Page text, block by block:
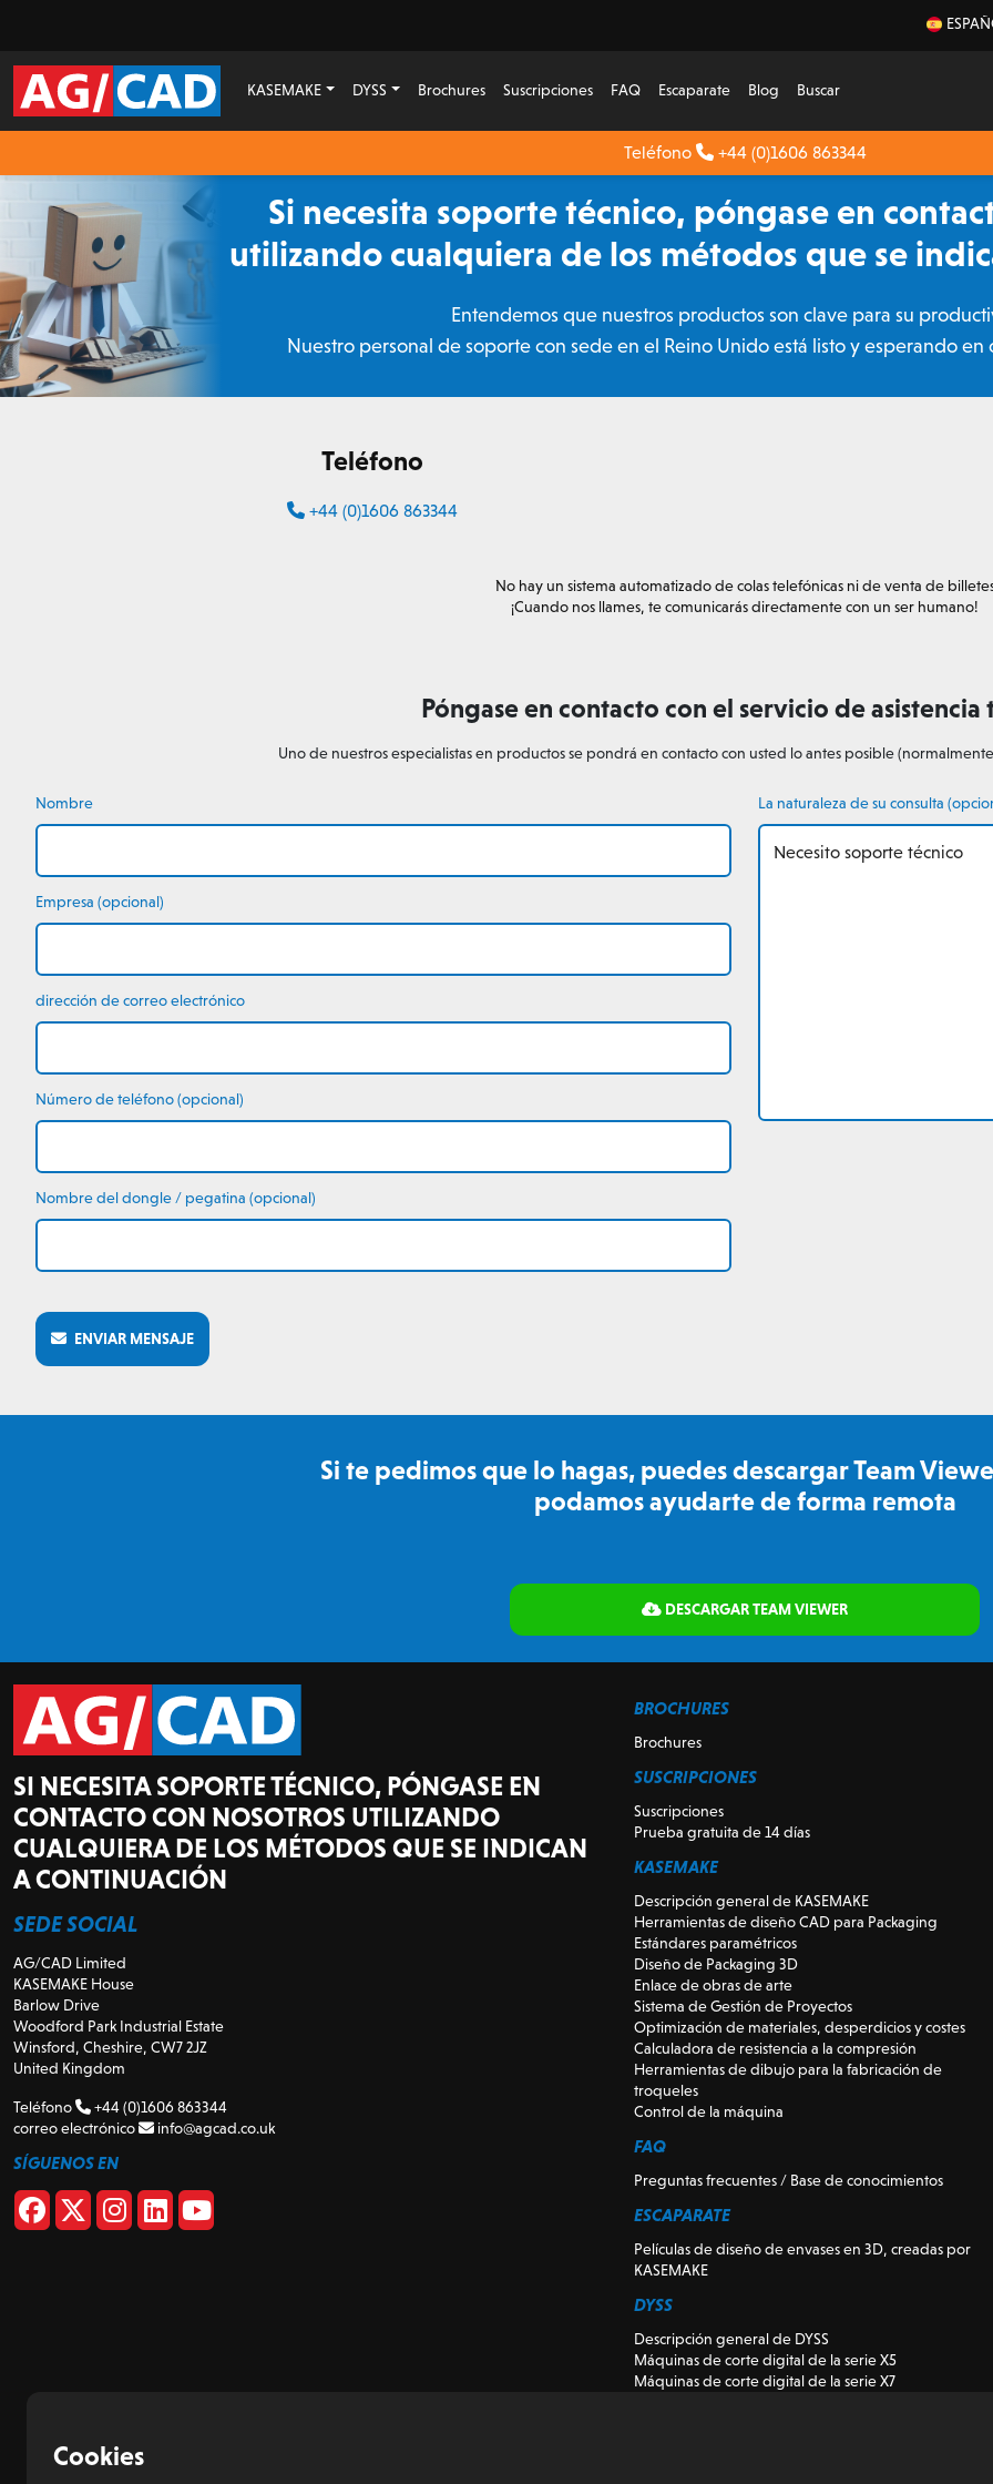
KASEMAKE DYSS Brochures Suscripciones FAQ Escaparate Blog Buscar
Teléfono +44 (0)1606 863344
Si necesita soporte técnico, póngase en
utilizando cualquiera de los métodos que se
Entendemos que nuestros productos son clave para su
Nuestro personal de soporte con sede en el Reino Unido está listo y esperando en
Teléfono
+44 (0)1606 863344
No hay un sistema automatizado de colas telefónicas ni de venta de
¡Cuando nos llames, te comunicarás directamente con un ser humano!
Póngase en contacto con el servicio de asistencia
Uno de nuestros especialistas en productos se pondrá en contacto con usted lo antes posible
Nombre
Empresa (opcional)
dirección de correo electrónico
Número de teléfono (opcional)
Nombre del dongle / pegatina (opcional)
La naturaleza de su consulta
ENVIAR MENSAJE
Si te pedimos que lo hagas, puedes descargar Team
podamos ayudarte de forma remota
DESCARGAR TEAM VIEWER
SI NECESITA SOPORTE TÉCNICO, PÓNGASE EN
CONTACTO CON NOSOTROS UTILIZANDO
CUALQUIERA DE LOS MÉTODOS QUE SE INDICAN
A CONTINUACIÓN
SEDE SOCIAL
AG/CAD Limited
KASEMAKE House
Barlow Drive
Woodford Park Industrial Estate
Winsford, Cheshire, CW7 2JZ
United Kingdom
Teléfono
+44 (0)1606 863344
correo electrónico
info@agcad.co.uk
SÍGUENOS EN
BROCHURES
Brochures
SUSCRIPCIONES
Suscripciones
Prueba gratuita de 14 días
KASEMAKE
Descripción general de KASEMAKE
Herramientas de diseño CAD para Packaging
Estándares paramétricos
Diseño de Packaging 3D
Enlace de obras de arte
Sistema de Gestión de Proyectos
Optimización de materiales, desperdicios y costes
Calculadora de resistencia a la compresión
Herramientas de dibujo para la fabricación de
troqueles
Control de la máquina
FAQ
Preguntas frecuentes / Base de conocimientos
ESCAPARATE
Películas de diseño de envases en 3D, creadas por
KASEMAKE
DYSS
Descripción general de DYSS
Máquinas de corte digital de la serie X5
Máquinas de corte digital de la serie X7
Cookies